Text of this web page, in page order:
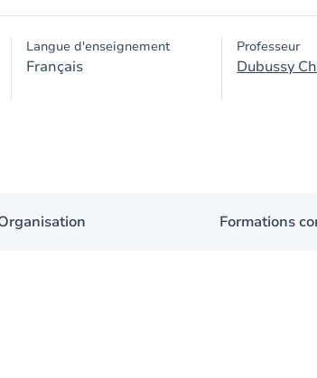
Langue d'enseignement
Français
Professeur
Dubussy
Formations